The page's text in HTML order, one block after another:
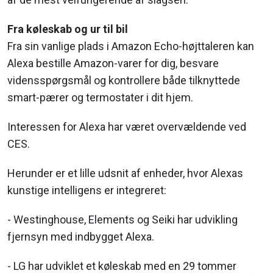
Fra køleskab og ur til bil
Fra sin vanlige plads i Amazon Echo-højttaleren kan
Alexa bestille Amazon-varer for dig, besvare
vidensspørgsmål og kontrollere både tilknyttede
smart-pærer og termostater i dit hjem.
Interessen for Alexa har været overvældende ved
CES.
Herunder er et lille udsnit af enheder, hvor Alexas
kunstige intelligens er integreret:
- Westinghouse, Elements og Seiki har udvikling
fjernsyn med indbygget Alexa.
- LG har udviklet et køleskab med en 29 tommer